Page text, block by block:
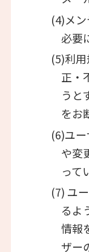
(4)メ
必要
(5)利
正・
うと
をお
(6)ユ
や変
って
(7) ユ
るよ
情報
ザー